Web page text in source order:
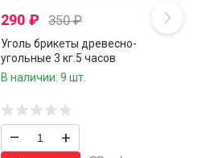
290 ₽ 350₽
Уголь брикеты древесно-
угольные 3 кг.5 часов
времени горения
В наличии: 9 шт.
– +